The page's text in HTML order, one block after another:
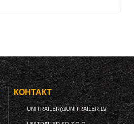
КОНТАКТ
UNITRAILER@UNITRAILER.LV